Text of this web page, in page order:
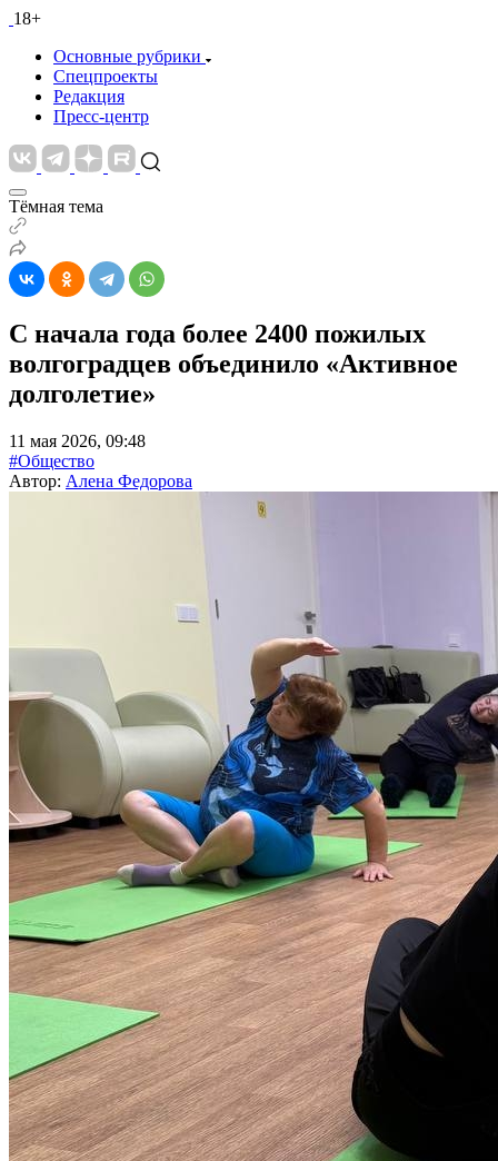
18+
Основные рубрики
Спецпроекты
Редакция
Пресс-центр
Тёмная тема
С начала года более 2400 пожилых
волгоградцев объединило «Активное
долголетие»
11 мая 2026, 09:48
#Общество
Автор: Алена Федорова